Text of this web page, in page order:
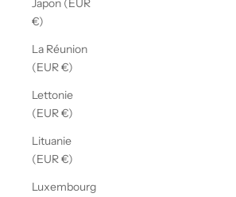
Japon (EUR
€)
La Réunion
(EUR €)
Lettonie
(EUR €)
Lituanie
(EUR €)
Luxembourg